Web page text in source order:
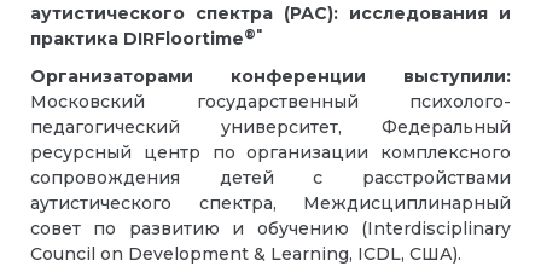
аутистического спектра (РАС): исследования и
практика DIRFloortime®"
Организаторами конференции выступили:
Московский государственный психолого-
педагогический университет, Федеральный
ресурсный центр по организации комплексного
сопровождения детей с расстройствами
аутистического спектра, Междисциплинарный
совет по развитию и обучению (Interdisciplinary
Council on Development & Learning, ICDL, США).